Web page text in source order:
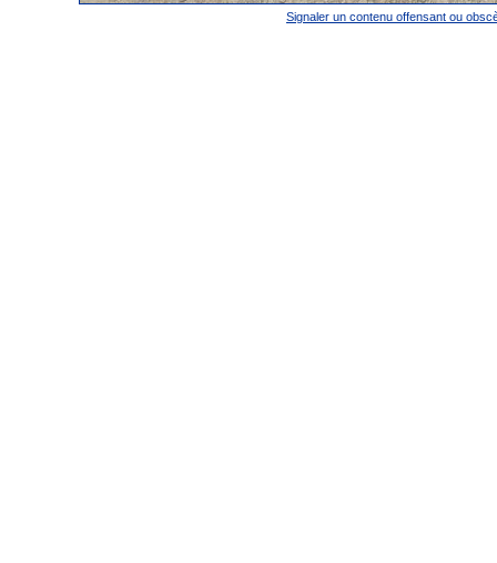
Signaler un contenu offensant ou